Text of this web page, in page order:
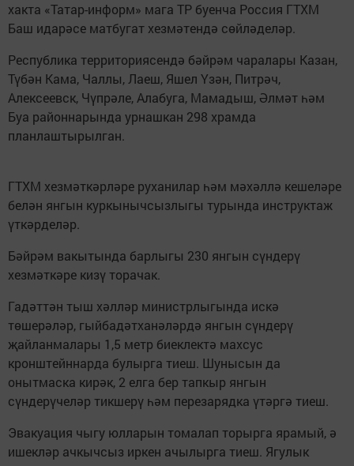
хакта «Татар-информ» мага ТР буенча Россия ГТХМ
Баш идарәсе матбугат хезмәтендә сөйләделәр.
Республика территориясендә бәйрәм чаралары Казан,
Түбән Кама, Чаллы, Лаеш, Яшел Үзән, Питрәч,
Алексеевск, Чүпрәле, Алабуга, Мамадыш, Әлмәт һәм
Буа районнарында урнашкан 298 храмда
планлаштырылган.
ГТХМ хезмәткәрләре руханилар һәм мәхәллә кешеләре
белән янгын куркынычсызлыгы турында инструктаж
үткәрделәр.
Бәйрәм вакытында барлыгы 230 янгын сүндерү
хезмәткәре кизү торачак.
Гадәттән тыш хәлләр министрлыгында искә
төшерәләр, гыйбадәтханәләрдә янгын сүндерү
җайланмалары 1,5 метр биеклектә махсус
кронштейннарда булырга тиеш. Шунысын да
онытмаска кирәк, 2 елга бер тапкыр янгын
сүндерүчеләр тикшерү һәм перезарядка үтәргә тиеш.
Эвакуация чыгу юлларын томалап торырга ярамый, ә
ишекләр ачкычсыз иркен ачылырга тиеш. Ягулык